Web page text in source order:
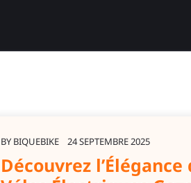
BY BIQUEBIKE 24 SEPTEMBRE 2025
Découvrez l’Élégance